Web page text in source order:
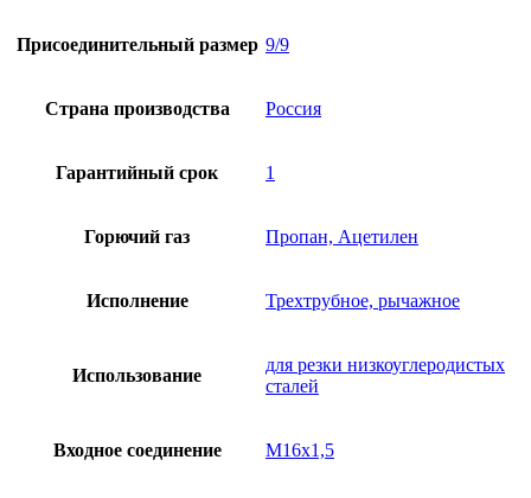
Присоединительный размер 9/9
Страна производства Россия
Гарантийный срок 1
Горючий газ Пропан, Ацетилен
Исполнение Трехтрубное, рычажное
Использование
для резки низкоуглеродистых
сталей
Входное соединение М16х1,5